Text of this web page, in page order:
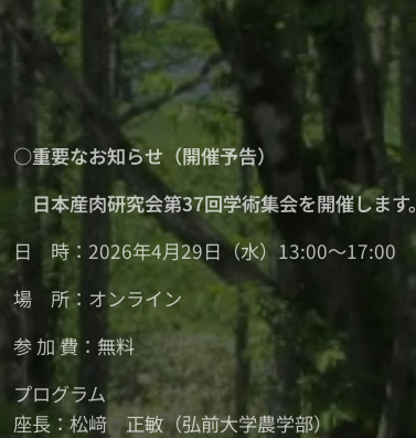
○重要なお知らせ（開催予告）
日本産肉研究会第37回学術集会を開催します。
日 時：2026年4月29日（水）13:00～17:00
場 所：オンライン
参 加 費：無料
プログラム
座長：松﨑 正敏（弘前大学農学部）